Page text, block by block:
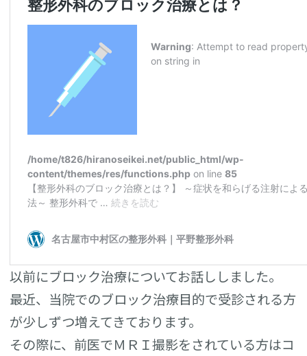
以前にブロック治療についてお話ししました。
最近、当院でのブロック治療目的で受診される方
が少しずつ増えてきております。
その際に、前医でＭＲＩ撮影をされている方はコ